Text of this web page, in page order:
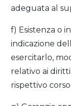
adeguata al
f) Esistenza o
indicazione
esercitarlo,
relativo ai
rispettivo